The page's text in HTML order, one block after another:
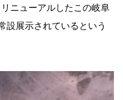
ニューアルしたこの岐阜
設展示されているという